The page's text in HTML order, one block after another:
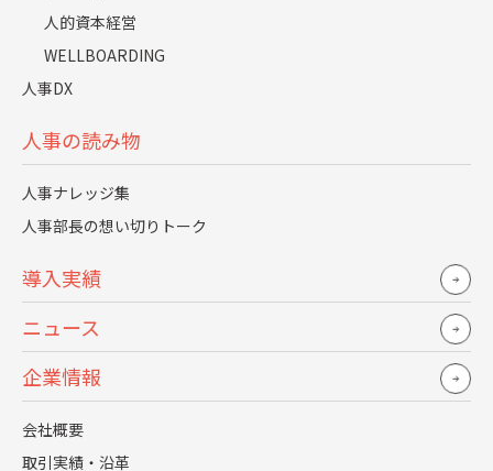
人的資本経営
WELLBOARDING
人事DX
人事の読み物
人事ナレッジ集
人事部長の想い切りトーク
導入実績
ニュース
企業情報
会社概要
取引実績・沿革
解が進んでいてレベルが高い」という声や「この学生は
絶対に採用したい！」といった声も増えていました。
レジェンダの"戦略的な採用活動"は、私たち採用担当者
の意識を変えてくれました。
2年間を振り返ってみて、レジェンダに対する感想
をお願いします。